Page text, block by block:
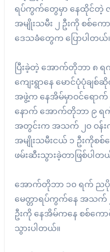
ရပ်ကွက်တွေမှာ နေထိုင်တဲ့ လူ
အမျိုးသမီး ၂ ဦးကို စစ်က
ဒေသခံတွေက ပြောပါတယ်
ပြီးခဲ့တဲ့ အောက်တိုဘာ ၈ ရက်
ကျေးရွာနေ မောင်ပုံပုံခ
အဖွဲ့က နေအိမ်မှာဝင်ရောက်
နောက် အောက်တိုဘာ ၉ ရက်
အတွင်းက အသက် ၂၀ ဝန်း
အမျိုးသမီးငယ် ၁ ဦးကိုစ
ဖမ်းဆီးသွားခဲ့တာဖြစ်ပါတ
အောက်တိုဘာ ၁၀ ရက် ညပို
မေတ္တာရပ်ကွက်နေ အသက်
ဦးကို နေအိမ်ကနေ စစ်ကေ
သွားပါတယ်။